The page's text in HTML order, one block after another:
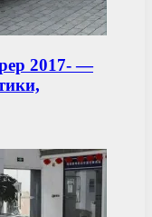
2017- —